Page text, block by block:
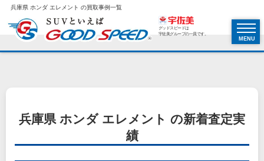
兵庫県 ホンダ エレメント の買取事例一覧
グッドスピードは
宇佐美グループの一員です。
MENU
兵庫県 ホンダ エレメント の新着査定実
績